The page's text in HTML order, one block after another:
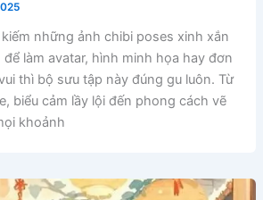
những ảnh chibi poses xinh xắn
làm avatar, hình minh họa hay đơn
thì bộ sưu tập này đúng gu luôn. Từ
biểu cảm lầy lội đến phong cách vẽ
khoảnh